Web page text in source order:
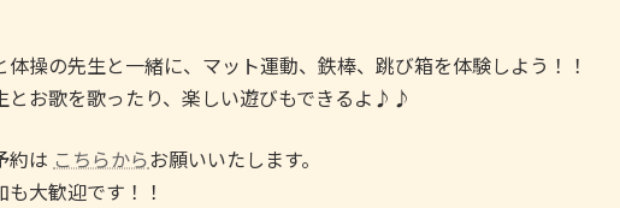
体操の先生と一緒に、マット運動、鉄棒、跳び箱を体験しよう！！
とお歌を歌ったり、楽しい遊びもできるよ♪♪
約は こちらからお願いいたします。
大歓迎です！！